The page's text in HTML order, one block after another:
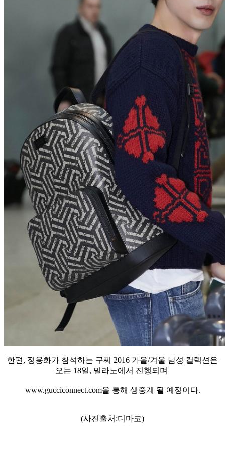
한편, 정용화가 참석하는 구찌 2016 가을/겨울 남성 컬렉션은
오는 18일, 밀라노에서 진행되며
www.gucciconnect.com을 통해 생중계 될 예정이다.
(사진출처:디마코)